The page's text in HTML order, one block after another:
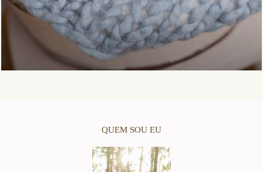
QUEM SOU EU